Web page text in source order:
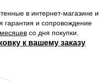
в интернет-магазине и
гарантия и сопровождение
со дня покупки.
к вашему заказу